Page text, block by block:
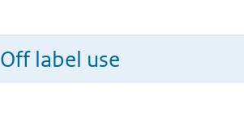
Off label use